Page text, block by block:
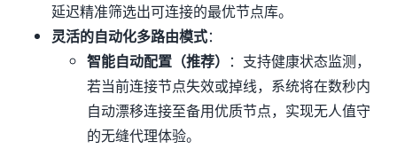
延迟精准筛选出可连接的最优节点库。
灵活的自动化多路由模式：
智能自动配置（推荐） ：支持健康状态监测，
若当前连接节点失效或掉线，系统将在数秒内
自动漂移连接至备用优质节点，实现无人值守
的无缝代理体验。